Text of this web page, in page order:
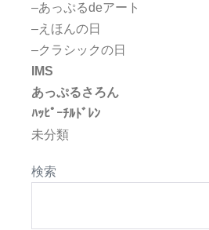
–あっぷるdeアート
–えほんの日
–クラシックの日
IMS
あっぷるさろん
ﾊｯﾋﾟｰﾁﾙﾄﾞﾚﾝ
未分類
検索